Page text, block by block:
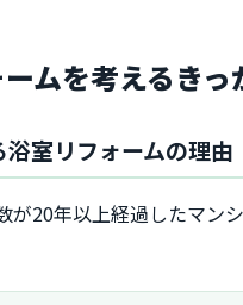
ムを考えるき
室リフォームの理由
が20年以上経過したマン